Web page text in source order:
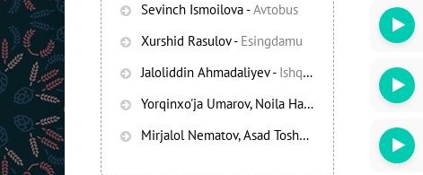
Sevinch Ismoilova-Avtobus
Xurshid Rasulov- Esingdamu
Jaloliddin Ahmadaliyev- Ishqning chayqov bozorida
Yorqinxo'ja Umarov, Noila Habibullayeva
Bezori
Mirjalol Nematov, Asad Toshpo’latov
Oshiq edim